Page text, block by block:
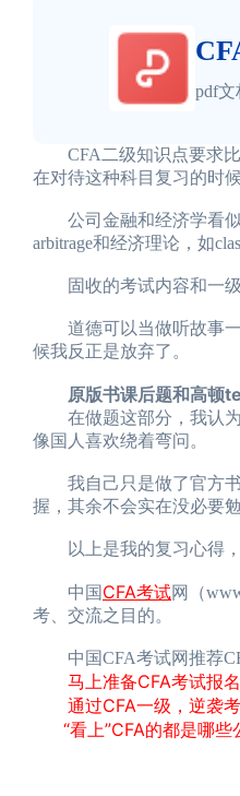
pdf
CFA二级知识点要求比
在对待这种科目复习的时
公司金融和经济学看似
arbitrage和经济理论，如
固收的考试内容和一级
道德可以当做听故事一
候我反正是放弃了。
原版书课后题和高顿
在做题这部分，我认为
像国人喜欢绕着弯问。
我自己只是做了官方书
握，其余不会实在没必要
以上是我的复习心得，
中国 CFA考试网（
考、交流之目的。
中国CFA考试网推荐
马上准备CFA考试报
通过CFA一级，逆袭
“看上”CFA的都是哪